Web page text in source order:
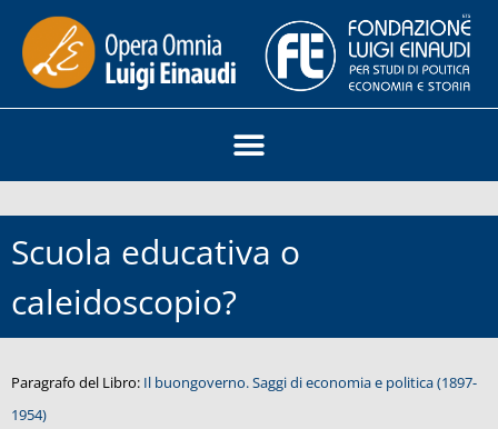
Scuola educativa o
caleidoscopio?
Paragrafo del Libro: Il buongoverno. Saggi di economia e politica (1897-
1954)